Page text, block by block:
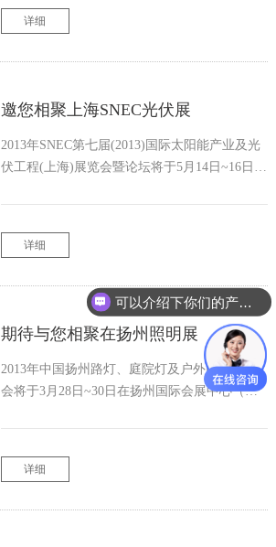
流一体机、MPPT控制器、工频正弦波逆变器、
led驱动电源，欢迎各界人士前往汇能精电展区
详细
邀您相聚上海SNEC光伏展
2013年SNEC第七届(2013)国际太阳能产业及光
伏工程(上海)展览会暨论坛将于5月14日~16日在
详细
期待与您相聚在扬州照明展
2013年中国扬州路灯、庭院灯及户外照明展览
会将于3月28日~30日在扬州国际会展中心（扬
型太阳能控制器、MPPT控制器、工频正弦波逆
变器、led驱动电源向您展示
详细
可以介绍下你们的产品么？